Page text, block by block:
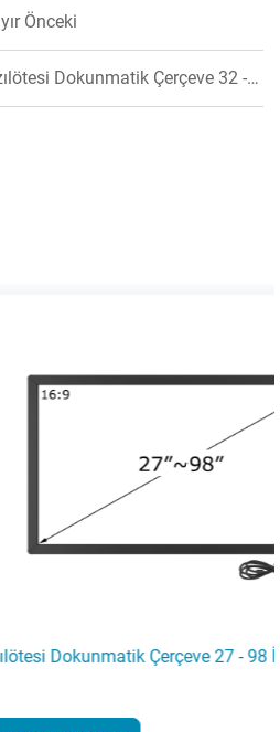
Önceki
Dokunmatik Çerçeve 32 -
(TF Serisi)
27 - 98 İnç (TB Serisi)